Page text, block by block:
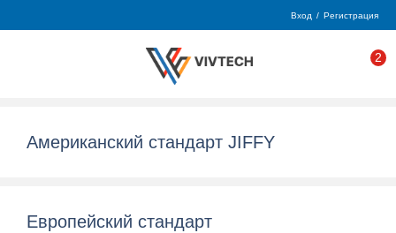
Вход / Регистрация
2
Американский стандарт JIFFY
Европейский стандарт